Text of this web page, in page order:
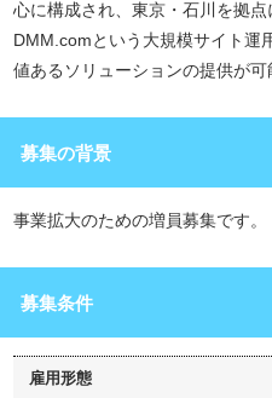
心に構成され、東京・石川を拠点
DMM.comという大規模サイト運
値あるソリューションの提供が可
募集の背景
事業拡大のための増員募集です。
募集条件
雇用形態